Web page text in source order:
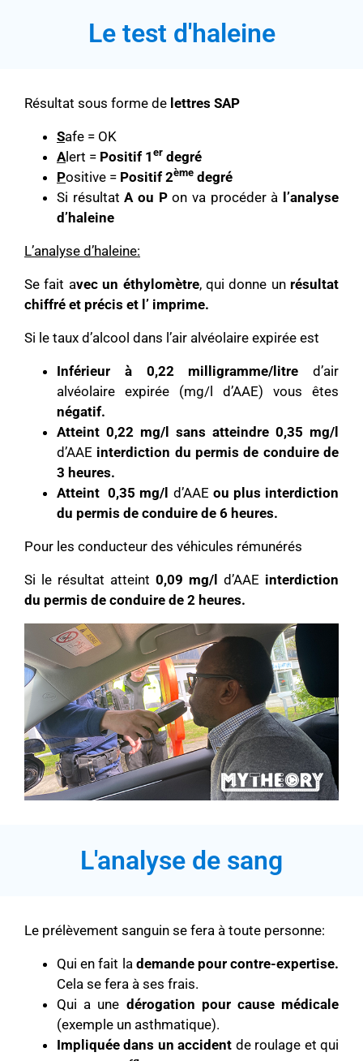
Le test d'haleine
Résultat sous forme de lettres SAP
Safe = OK
Alert = Positif 1 er degré
Positive = Positif 2ème degré
Si résultatA ou Pon va procéder à l’analyse
d’haleine
L’analyse d’haleine:
Se fait avec un éthylomètre, qui donne un résultat
chiffré et précis et l’ imprime.
Si le taux d’alcool dans l’air alvéolaire expirée est
Inférieur à 0,22 milligramme/litre d’air
alvéolaire expirée (mg/l d’AAE) vous êtes
négatif.
Atteint 0,22 mg/l sans atteindre 0,35 mg/l
d’AAE interdiction du permis de conduire de
3 heures.
Atteint 0,35 mg/l d’AAE ou plus interdiction
du permis de conduire de 6 heures.
Pour les conducteur des véhicules rémunérés
Si le résultat atteint 0,09 mg/l d’AAE interdiction
du permis de conduire de 2 heures.
L'analyse de sang
Le prélèvement sanguin se fera à toute personne:
Qui en fait la demande pour contre-expertise.
Cela se fera à ses frais.
Qui a une dérogation pour cause médicale
(exemple un asthmatique).
Impliquée dans un accident de roulage et qui